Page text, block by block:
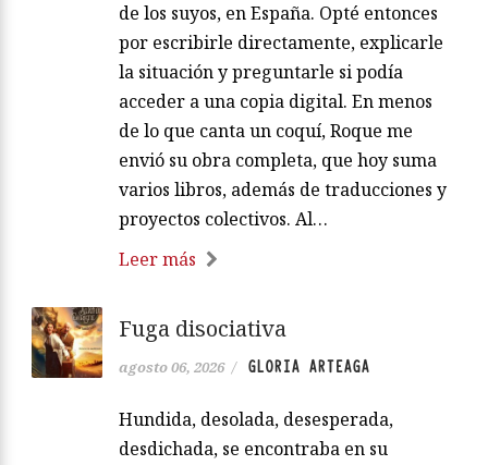
de los suyos, en España. Opté entonces
por escribirle directamente, explicarle
la situación y preguntarle si podía
acceder a una copia digital. En menos
de lo que canta un coquí, Roque me
envió su obra completa, que hoy suma
varios libros, además de traducciones y
proyectos colectivos. Al…
Leer más
Fuga disociativa
agosto 06, 2026 / GLORIA ARTEAGA
Hundida, desolada, desesperada,
desdichada, se encontraba en su